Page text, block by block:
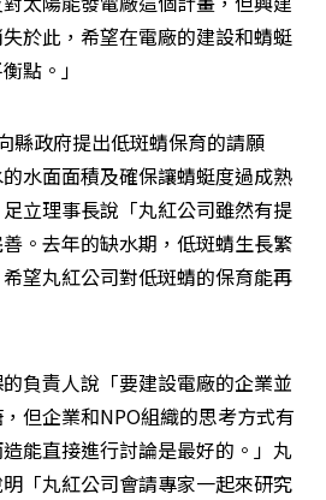
於此，希望在電廠的建設和蜻蜓
點。」
縣政府提出低斑蜻保育的請願
水面面積及確保讓蜻蜓度過成熟
立理事長說「丸紅公司雖然有提
。去年的缺水期，低斑蜻生長繁
望丸紅公司對低斑蜻的保育能再
負責人說「要建設電廠的企業並
但企業和NPO組織的思考方式有
能直接進行討論是最好的。」丸
「丸紅公司會請專家一起來研究